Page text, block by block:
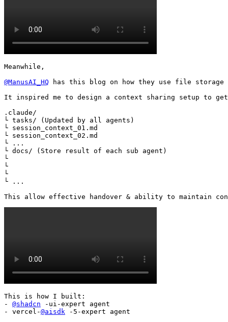
Meanwhile,
@ManusAI_HQ has this blog on how they use file storage
It inspired me to design a context sharing setup to get
.claude/
└ tasks/ (Updated by all agents)
└ session_context_01.md
└ session_context_02.md
└ ...
└ docs/ (Store result of each sub agent)
└
└
└
└ ...
This allow effective handover & ability to maintain
This is how I built:
- @shadcn -ui-expert agent
- vercel-@aisdk -5-expert agent